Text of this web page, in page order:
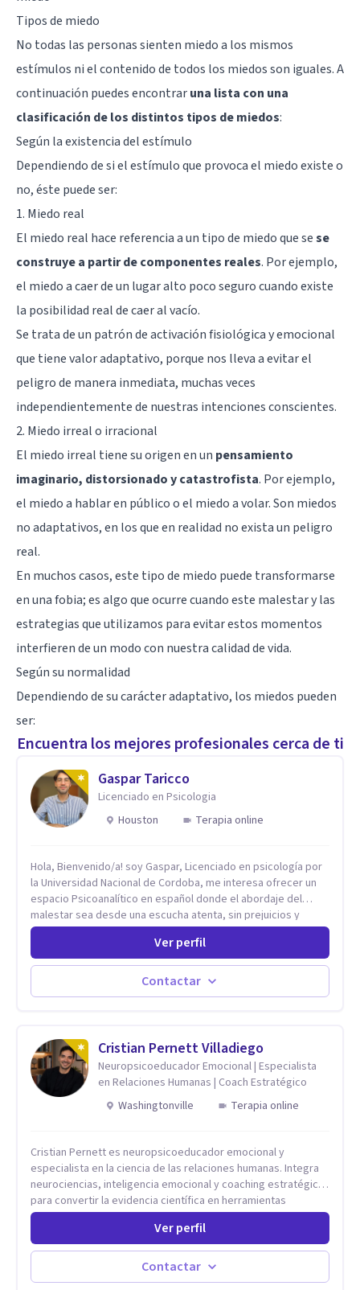
Tipos de miedo
No todas las personas sienten miedo a los mismos
estímulos ni el contenido de todos los miedos son iguales. A
continuación puedes encontraruna lista con una
clasificación de los distintos tipos de miedos:
Según la existencia del estímulo
Dependiendo de si el estímulo que provoca el miedo existe o
no, éste puede ser:
1. Miedo real
El miedo real hace referencia a un tipo de miedo que sese
construye a partir de componentes reales. Por ejemplo,
el miedo a caer de un lugar alto poco seguro cuando existe
la posibilidad real de caer al vacío.
Se trata de un patrón de activación fisiológica y emocional
que tiene valor adaptativo, porque nos lleva a evitar el
peligro de manera inmediata, muchas veces
independientemente de nuestras intenciones conscientes.
2. Miedo irreal o irracional
El miedo irreal tiene su origen en un pensamiento
imaginario, distorsionado y catastrofista. Por ejemplo,
el miedo a hablar en público o el miedo a volar. Son miedos
no adaptativos, en los que en realidad no exista un peligro
real.
En muchos casos, este tipo de miedo puede transformarse
en una fobia; es algo que ocurre cuando este malestar y las
estrategias que utilizamos para evitar estos momentos
interfieren de un modo con nuestra calidad de vida.
Según su normalidad
Dependiendo de su carácter adaptativo, los miedos pueden
ser:
Encuentra los mejores profesionales cerca de ti
Gaspar Taricco
Licenciado en Psicologia
Houston
Terapia online
Hola, Bienvenido/a! soy Gaspar, Licenciado en psicología por
la Universidad Nacional de Cordoba, me interesa ofrecer un
espacio Psicoanalítico en español donde el abordaje del
malestar sea desde una escucha atenta, sin prejuicios y
rescatando lo singular de cada caso, sin caer en etiquetas.
Considero que todas las personas en algún momento pueden
sufrir y cada una por cuestiones particulares, es en mi
espacio donde se le dará un lugar a esas cuestiones
singulares de cada uno, para luego generar cambios. Soy una
investigo. Siempre en la búsqueda de ser un mejor
profesional.
Ver perfil
Contactar
Cristian Pernett Villadiego
Neuropsicoeducador Emocional | Especialista
en Relaciones Humanas | Coach Estratégico
Washingtonville
Terapia online
Cristian Pernett es neuropsicoeducador emocional y
especialista en la ciencia de las relaciones humanas. Integra
neurociencias, inteligencia emocional y coaching estratégico
para convertir la evidencia científica en herramientas
prácticas que mejoran la forma en que las personas viven,
aman, lideran y se comunican. Con más de 20 años de
experiencia, acompaña a personas, parejas y líderes en
procesos de desarrollo personal y profesional. Su trabajo se
centra en la regulación emocional, las relaciones de pareja, la
Ver perfil
Contactar